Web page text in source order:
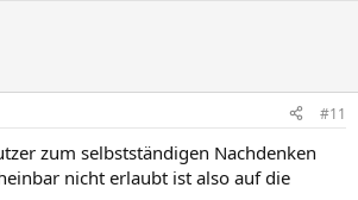
#11
zum selbstständigen Nachdenken
nicht erlaubt ist also auf die